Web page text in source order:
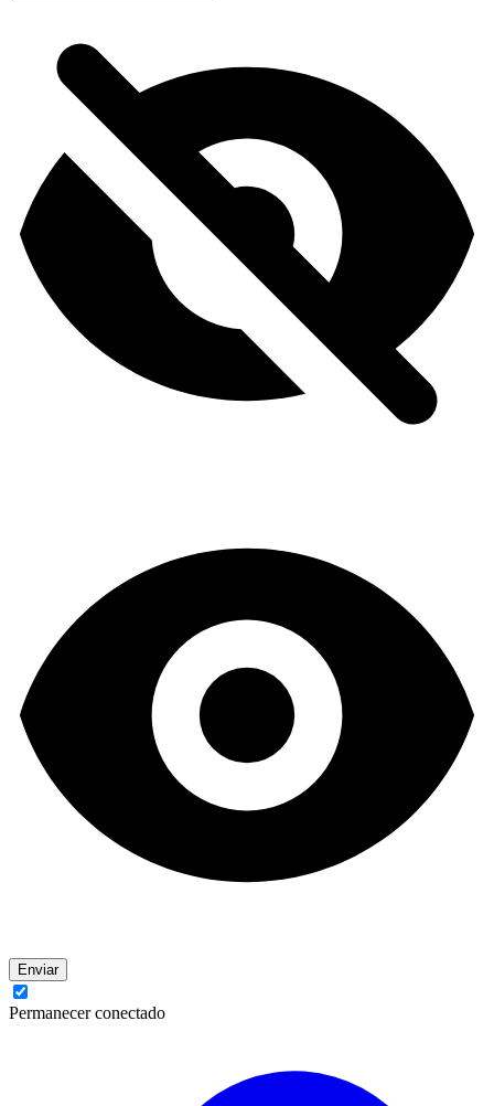
Enviar
Permanecer conectado